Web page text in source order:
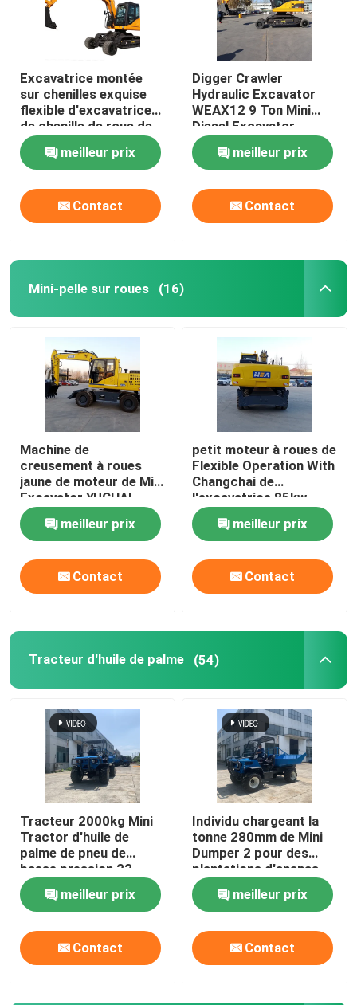
Excavatrice montée
sur chenilles exquise
flexible d'excavatrice
de chenille de roue de
12 tonnes
meilleur prix
Contact
Digger Crawler
Hydraulic Excavator
WEAX12 9 Ton Mini
Diesel Excavator
meilleur prix
Contact
Mini-pelle sur roues (16)
Machine de
creusement à roues
jaune de moteur de Mini
Excavator YUCHAI
petite
meilleur prix
Contact
petit moteur à roues de
Flexible Operation With
Changchai de
l'excavatrice 85kw
meilleur prix
Contact
Tracteur d'huile de palme (54)
Tracteur 2000kg Mini
Tractor d'huile de
palme de pneu de
basse pression 22
puissances en chevaux
meilleur prix
Contact
Individu chargeant la
tonne 280mm de Mini
Dumper 2 pour des
plantations d'ananas
meilleur prix
Contact